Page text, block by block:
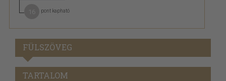
pont kapható
FÜLSZÖVEG
TARTALOM